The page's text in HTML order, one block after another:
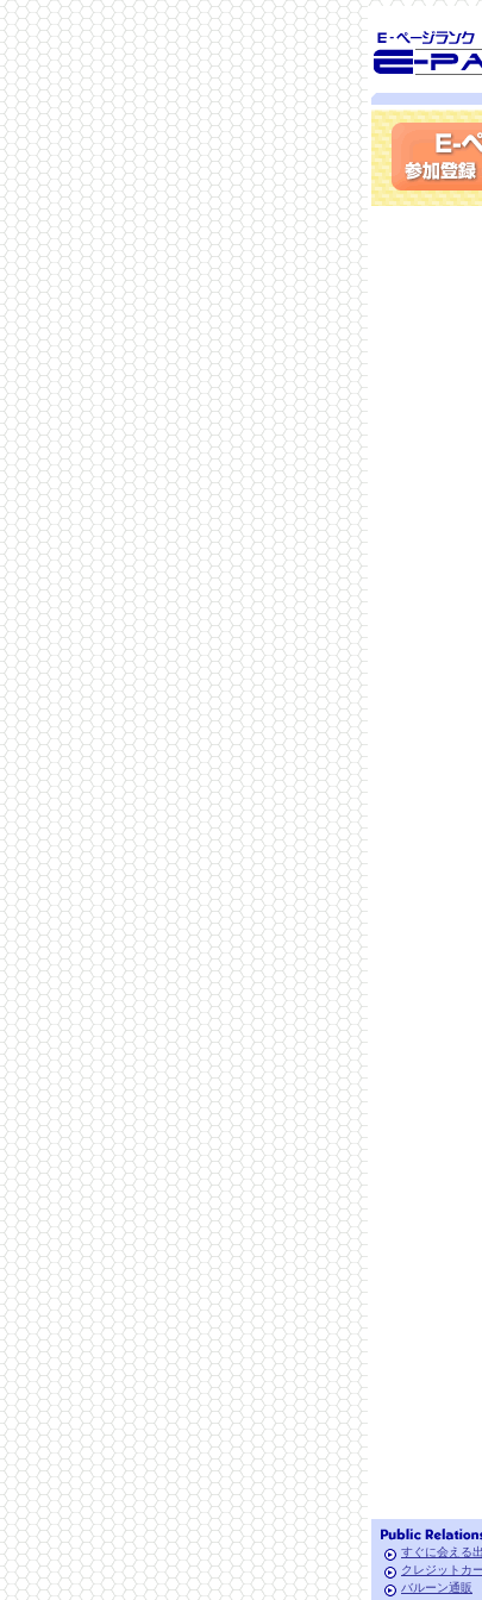
SEO対
ランク
参加登録(無
すぐに会える
クレジットカ
バルーン通販